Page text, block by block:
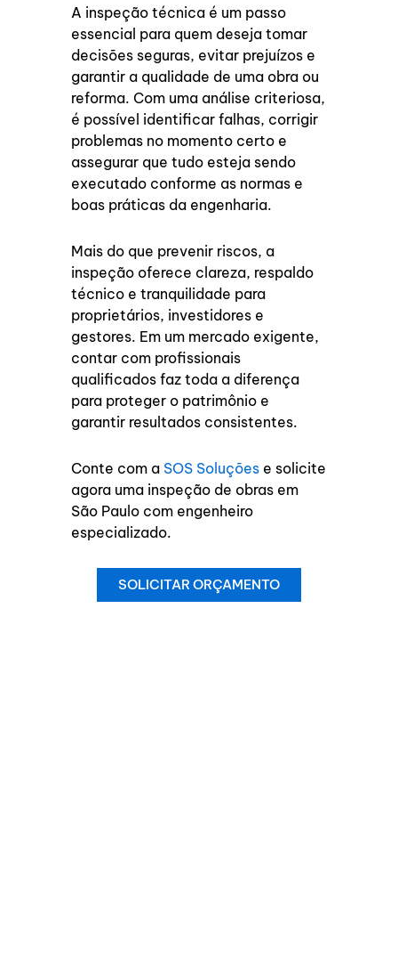
A inspeção técnica é um passo
essencial para quem deseja tomar
decisões seguras, evitar prejuízos e
garantir a qualidade de uma obra ou
reforma. Com uma análise criteriosa,
é possível identificar falhas, corrigir
problemas no momento certo e
assegurar que tudo esteja sendo
executado conforme as normas e
boas práticas da engenharia.
Mais do que prevenir riscos, a
inspeção oferece clareza, respaldo
técnico e tranquilidade para
proprietários, investidores e
gestores. Em um mercado exigente,
contar com profissionais
qualificados faz toda a diferença
para proteger o patrimônio e
garantir resultados consistentes.
Conte com a SOS Soluções e solicite
agora uma inspeção de obras em
São Paulo com engenheiro
especializado.
SOLICITAR ORÇAMENTO